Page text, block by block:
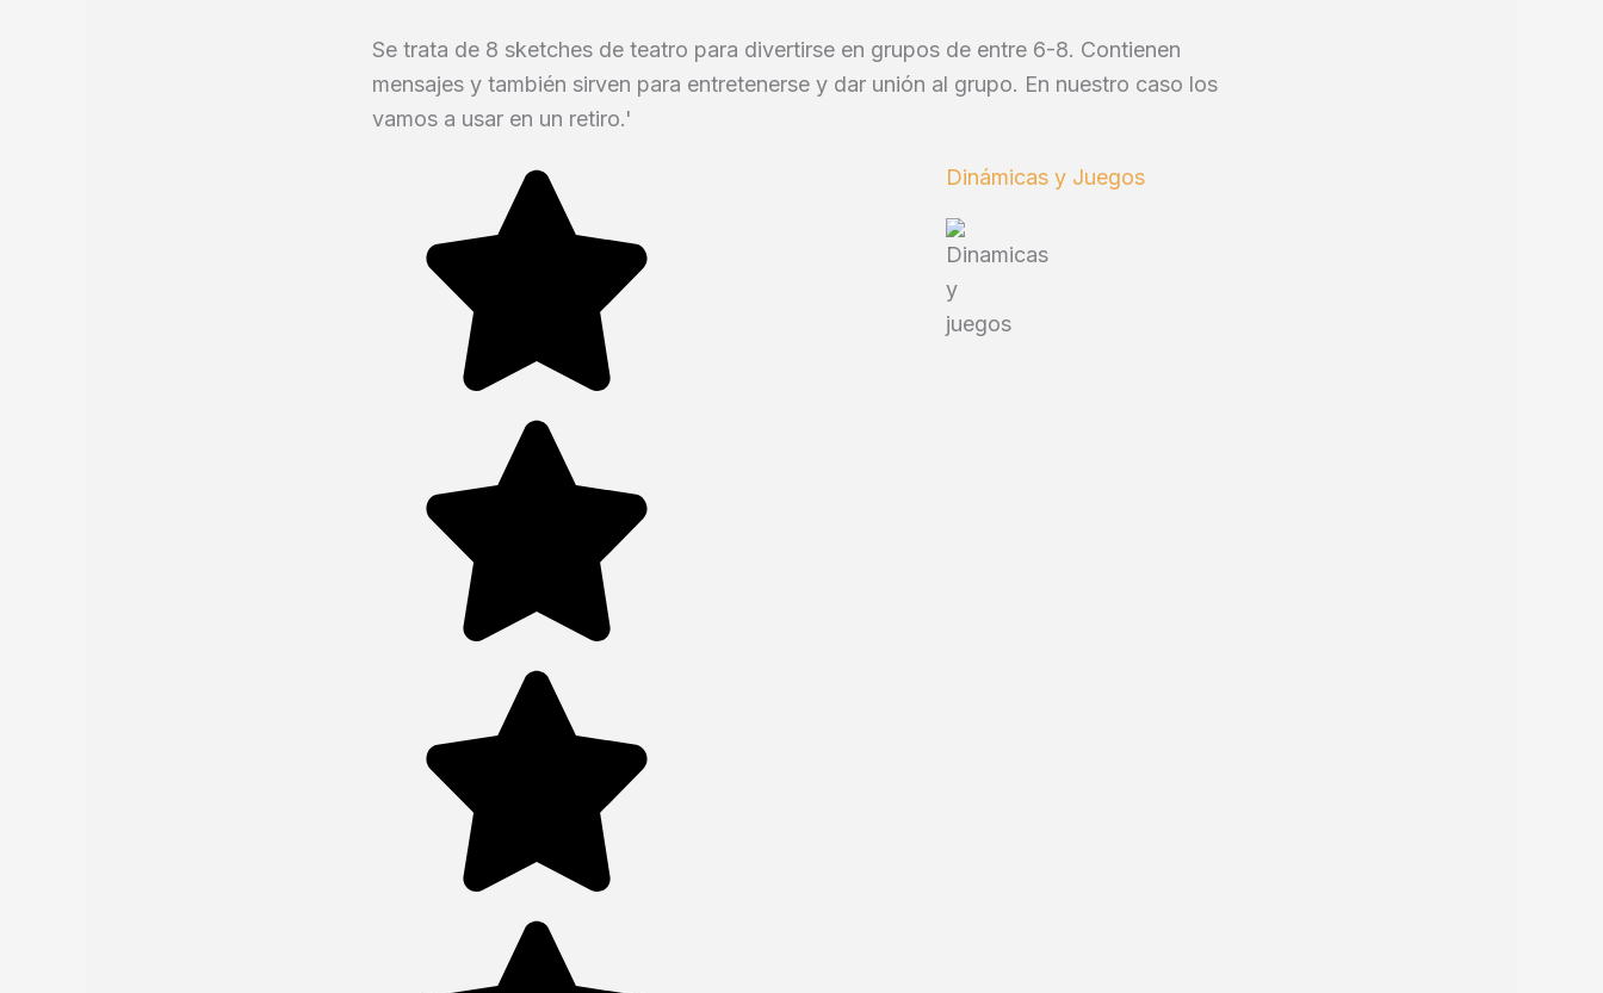
Se trata de 8 sketches de teatro para divertirse en grupos de entre 6-8. Contienen
mensajes y también sirven para entretenerse y dar unión al grupo. En nuestro caso los
vamos a usar en un retiro.'
Dinámicas y Juegos